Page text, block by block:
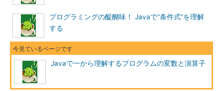
プログラミングの醍醐味！ Javaで“条件式”を理解
する
Javaで一から理解するプログラムの変数と演算子